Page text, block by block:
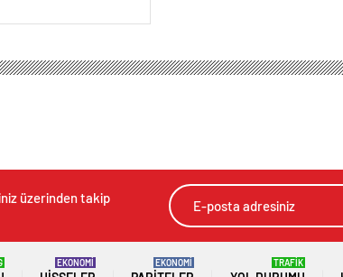
yapıldı
zaferini anlatan film